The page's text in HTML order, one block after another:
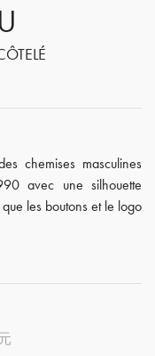
chemises masculines
avec une silhouette
les boutons et le logo